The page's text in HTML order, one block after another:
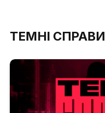
ТЕМНІ СПРАВИ